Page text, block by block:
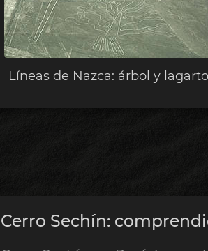
Líneas de Nazca: árbol y lagarto
Cerro Sechín: